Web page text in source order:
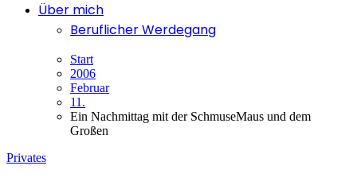
Über mich
Beruflicher Werdegang
Start
2006
Februar
11.
Ein Nachmittag mit der SchmuseMaus und dem
Großen
Privates